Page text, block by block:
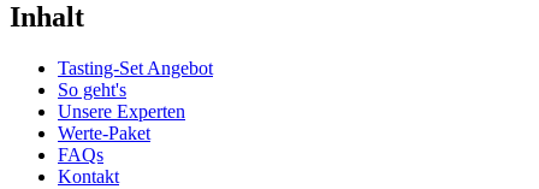
Inhalt
Tasting-Set Angebot
So geht's
Unsere Experten
Werte-Paket
FAQs
Kontakt